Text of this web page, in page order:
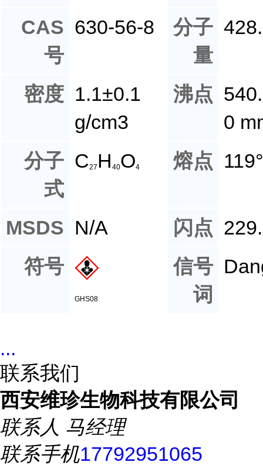
CAS
号
630-56-8
分子
量
密度 1.1±0.1
g/cm3
沸点
0
分子
式
C27 H 40O4 熔点
MSDS N/A 闪点
符号
GHS08
信号
词
...
联系我们
西安维珍生物科技有限公司
联系人 马经理
联系手机17792951065